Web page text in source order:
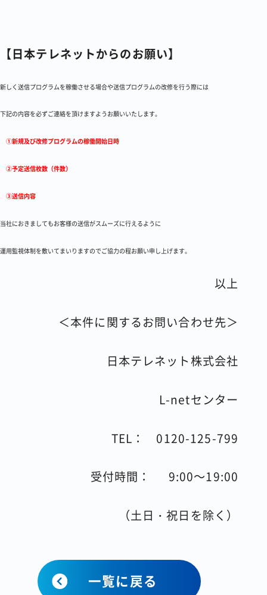
【日本テレネットからのお願い】
新しく送信プログラムを稼働させる場合や送信プログラムの改修を行う際には
下記の内容を必ずご連絡を頂けますようお願いいたします。
①新規及び改修プログラムの稼働開始日時
②予定送信枚数（件数）
③送信内容
当社におきましてもお客様の送信がスムーズに行えるように
運用監視体制を敷いてまいりますのでご協力の程お願い申し上げます。
以上
＜本件に関するお問い合わせ先＞
日本テレネット株式会社
L-netセンター
TEL： 0120-125-799
受付時間： 9:00～19:00
（土日・祝日を除く）
一覧に戻る